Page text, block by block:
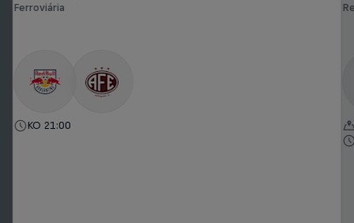
Ferroviária
KO 21:00